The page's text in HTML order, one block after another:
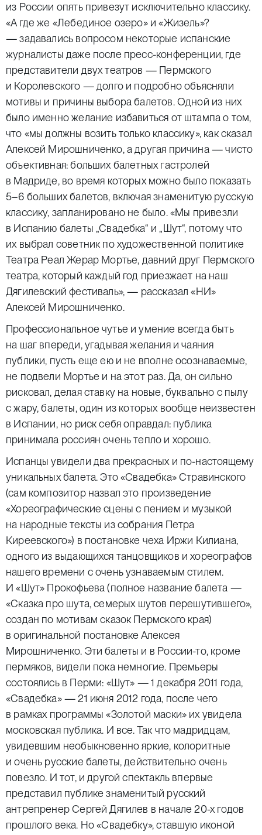
из России опять привезут исключительно классику.
«А где же «Лебединое озеро» и «Жизель»?
— задавались вопросом некоторые испанские
журналисты даже после пресс-конференции, где
представители двух театров — Пермского
и Королевского — долго и подробно объясняли
мотивы и причины выбора балетов. Одной из них
было именно желание избавиться от штампа о том,
что «мы должны возить только классику», как сказал
Алексей Мирошниченко, а другая причина — чисто
объективная: больших балетных гастролей
в Мадриде, во время которых можно было показать
5–6 больших балетов, включая знаменитую русскую
классику, запланировано не было. «Мы привезли
в Испанию балеты „Свадебка“ и „Шут“, потому что
их выбрал советник по художественной политике
Театра Реал Жерар Мортье, давний друг Пермского
театра, который каждый год приезжает на наш
Дягилевский фестиваль», — рассказал «НИ»
Алексей Мирошниченко.
Профессиональное чутье и умение всегда быть
на шаг впереди, угадывая желания и чаяния
публики, пусть еще ею и не вполне осознаваемые,
не подвели Мортье и на этот раз. Да, он сильно
рисковал, делая ставку на новые, буквально с пылу
с жару, балеты, один из которых вообще неизвестен
в Испании, но риск себя оправдал: публика
принимала россиян очень тепло и хорошо.
Испанцы увидели два прекрасных и по-настоящему
уникальных балета. Это «Свадебка» Стравинского
(сам композитор назвал это произведение
«Хореографические сцены с пением и музыкой
на народные тексты из собрания Петра
Киреевского») в постановке чеха Иржи Килиана,
одного из выдающихся танцовщиков и хореографов
нашего времени с очень узнаваемым стилем.
И «Шут» Прокофьева (полное название балета —
«Сказка про шута, семерых шутов перешутившего»,
создан по мотивам сказок Пермского края)
в оригинальной постановке Алексея
Мирошниченко. Эти балеты и в России-то, кроме
пермяков, видели пока немногие. Премьеры
состоялись в Перми: «Шут» — 1 декабря 2011 года,
«Свадебка» — 21 июня 2012 года, после чего
в рамках программы «Золотой маски» их увидела
московская публика. И все. Так что мадридцам,
увидевшим необыкновенно яркие, колоритные
и очень русские балеты, действительно очень
повезло. И тот, и другой спектакль впервые
представил публике знаменитый русский
антрепренер Сергей Дягилев в начале 20-х годов
прошлого века. Но «Свадебку», ставшую иконой